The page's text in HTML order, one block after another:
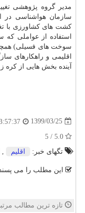
مدیر گروه پژوهشی
سازمان هواشناسی در
کشت های کشاورزی با
استفاده از عواملی که
سوخت های فسیلی)
آینده بخش هایی از کره
1399/03/25
تگهای خبر:
اقلیم ,
این مطلب را می
تازه ترین مطالب